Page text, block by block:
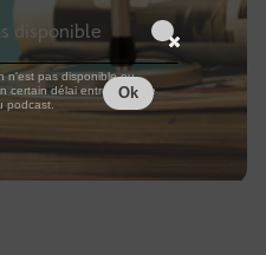
disponible
n'est pas disponible ou
certain délai entre la fin de
podcast.
Ok